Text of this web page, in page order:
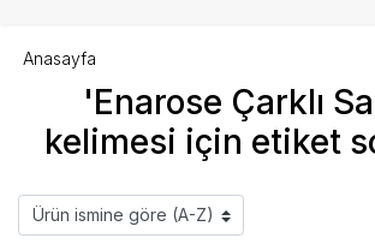
'Enarose Çarklı
kelimesi için etiket
Anasayfa